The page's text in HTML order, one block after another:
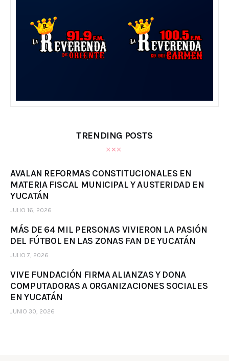
TRENDING POSTS
AVALAN REFORMAS CONSTITUCIONALES EN
MATERIA FISCAL MUNICIPAL Y AUSTERIDAD EN
YUCATÁN
JULIO 16, 2026
MÁS DE 64 MIL PERSONAS VIVIERON LA PASIÓN
DEL FÚTBOL EN LAS ZONAS FAN DE YUCATÁN
JULIO 7, 2026
VIVE FUNDACIÓN FIRMA ALIANZAS Y DONA
COMPUTADORAS A ORGANIZACIONES SOCIALES
EN YUCATÁN
JUNIO 30, 2026